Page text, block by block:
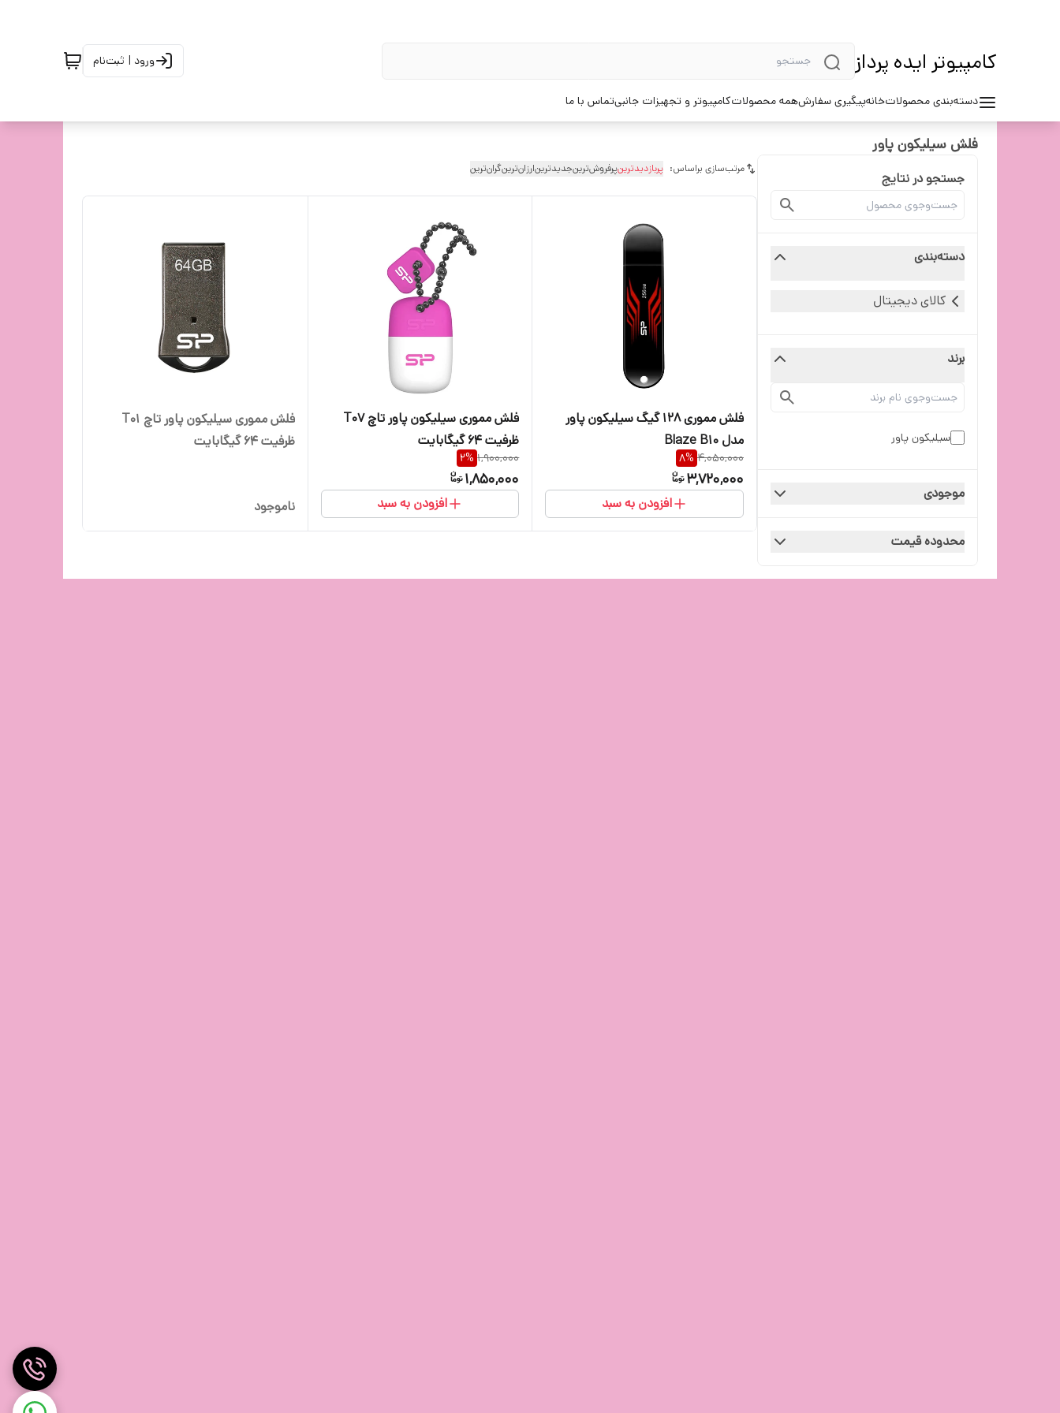
کامپیوتر ایده پرداز ورود | ثبت‌نام
دسته‌بندی محصولاتخانهپیگیری سفارشهمه محصولاتکامپیوتر و تجهیزات جانبیتماس با ما
فلش سیلیکون پاور
جستجو در نتایج
دسته‌بندی
کالای دیجیتال
برند
سیلیکون پاور
موجودی
محدوده قیمت
مرتب‌سازی براساس: پربازدیدترینپرفروش‌ترینجدیدترینارزان‌ترینگران‌ترین
فلش مموری 128 گیگ سیلیکون پاور
مدل Blaze B10
4,050,000
8%
3,720,000
افزودن به سبد
فلش مموری سیلیکون پاور تاچ T07
ظرفیت 64 گیگابایت
1,900,000
2%
1,850,000
افزودن به سبد
فلش مموری سیلیکون پاور تاچ T01
ظرفیت 64 گیگابایت
ناموجود